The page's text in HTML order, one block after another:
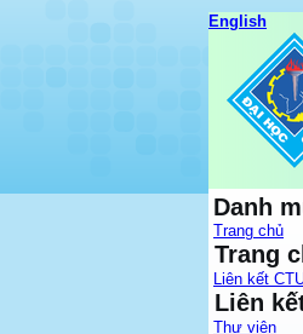
English
Danh
Trang chủ
Trang
Liên kết
Liên
Thư viện